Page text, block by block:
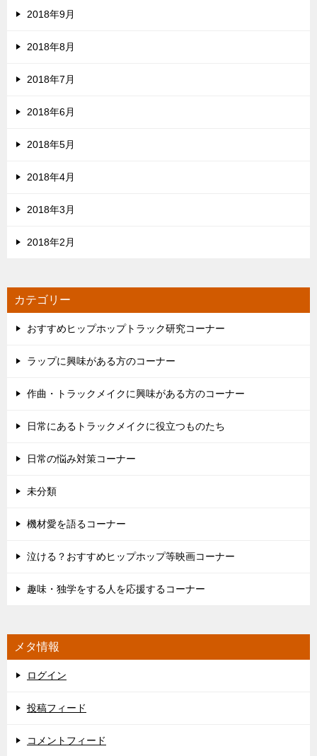
2018年9月
2018年8月
2018年7月
2018年6月
2018年5月
2018年4月
2018年3月
2018年2月
カテゴリー
おすすめヒップホップトラック研究コーナー
ラップに興味がある方のコーナー
作曲・トラックメイクに興味がある方のコーナー
日常にあるトラックメイクに役立つものたち
日常の悩み対策コーナー
未分類
機材愛を語るコーナー
泣ける？おすすめヒップホップ等映画コーナー
趣味・独学をする人を応援するコーナー
メタ情報
ログイン
投稿フィード
コメントフィード